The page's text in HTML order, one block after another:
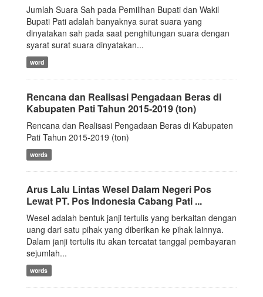
Jumlah Suara Sah pada Pemilihan Bupati dan Wakil
Bupati Pati adalah banyaknya surat suara yang
dinyatakan sah pada saat penghitungan suara dengan
syarat surat suara dinyatakan...
word
Rencana dan Realisasi Pengadaan Beras di
Kabupaten Pati Tahun 2015-2019 (ton)
Rencana dan Realisasi Pengadaan Beras di Kabupaten
Pati Tahun 2015-2019 (ton)
words
Arus Lalu Lintas Wesel Dalam Negeri Pos
Lewat PT. Pos Indonesia Cabang Pati ...
Wesel adalah bentuk janji tertulis yang berkaitan dengan
uang dari satu pihak yang diberikan ke pihak lainnya.
Dalam janji tertulis itu akan tercatat tanggal pembayaran
sejumlah...
words